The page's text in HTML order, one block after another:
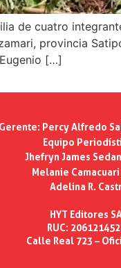
de cuatro
provincia
[…]
Gerente: Percy Alfredo
Equipo
Jhefryn James
Melanie Camacuari
Adelina R.
HYT Editores
RUC:
Calle Real 723 –